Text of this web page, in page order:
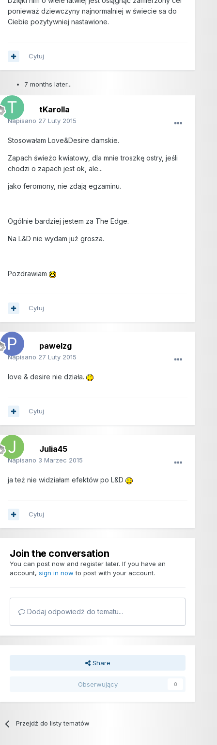
ponieważ dziewczyny najnormalniej w świecie sa do
Ciebie pozytywniej nastawione.
Cytuj
7 months later...
tKarolla
Napisano 27 Luty 2015
Stosowałam Love&Desire damskie.
Zapach świeżo kwiatowy, dla mnie troszkę ostry, jeśli
chodzi o zapach jest ok, ale...
jako feromony, nie zdają egzaminu.
Ogólnie bardziej jestem za The Edge.
Na L&D nie wydam już grosza.
Pozdrawiam
Cytuj
pawelzg
Napisano 27 Luty 2015
love & desire nie działa.
Cytuj
Julia45
Napisano 3 Marzec 2015
ja też nie widziałam efektów po L&D
Cytuj
Join the conversation
You can post now and register later. If you have an
account, sign in now to post with your account.
Dodaj odpowiedź do tematu...
Share
Obserwujący 0
Przejdź do listy tematów